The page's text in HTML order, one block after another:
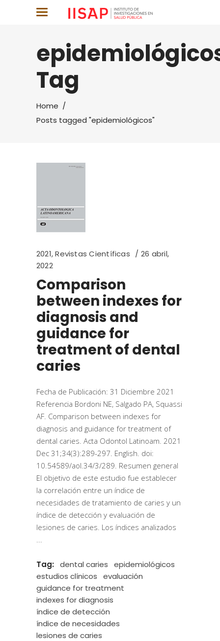
Tag
Home /
Posts tagged "epidemiológicos"
2021,Revistas Científicas
26 abril,
2022
Comparison
between indexes for
diagnosis and
guidance for
treatment of dental
caries
Fecha de Publicación: 31 Diciembre 2021
Referencia Bordoni NE, Salgado PA, Squassi
AF. Comparison between indexes for
diagnosis and guidance for treatment of
dental caries. Acta Odontol Latinoam. 2021
Dec 31;34(3):289-297. English. doi:
10.54589/aol.34/3/289. Resumen general
El objetivo de este estudio fue establecer
la correlación entre un índice de
necesidades de tratamiento de caries y un
índice de detección y evaluación de
lesiones de caries. Los índices analizados
Tag: dental caries
epidemiológicos
estudios clínicos
evaluación
guidance for treatment
indexes for diagnosis
índice de detección
índice de necesidades
lesiones de caries